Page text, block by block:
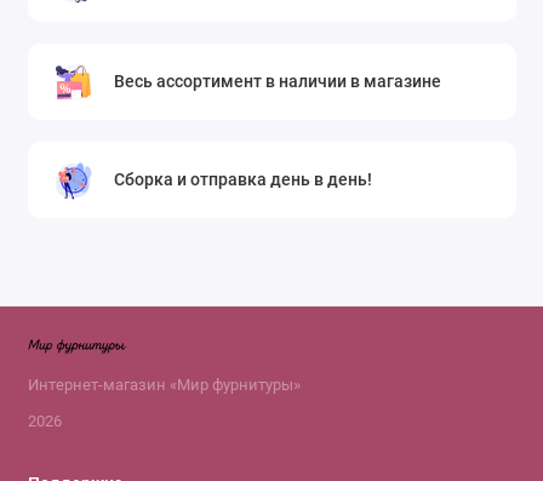
Весь ассортимент в наличии в магазине
Сборка и отправка день в день!
Интернет-магазин «Мир фурнитуры»
2026